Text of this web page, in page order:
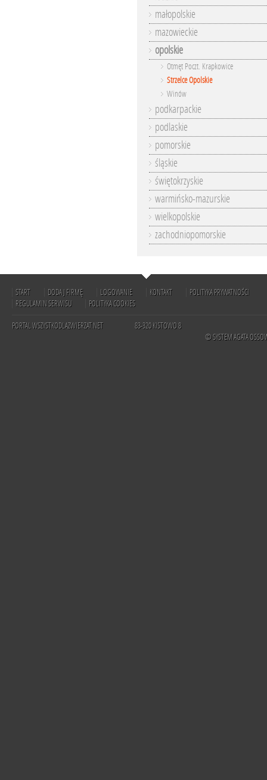
małopolskie
mazowieckie
opolskie
Otmęt Poczt. Krapkowice
Strzelce Opolskie
Winów
podkarpackie
podlaskie
pomorskie
śląskie
świętokrzyskie
warmińsko-mazurskie
wielkopolskie
zachodniopomorskie
START DODAJ FIRMĘ LOGOWANIE KONTAKT
POLITYKA PRYWATNOŚCI
REGULAMIN SERWISU
POLITYKA COOKIES
PORTAL WSZYSTKODLAZWIERZAT.NET
83-320 KISTOWO 8
© SYSTEM AGATA